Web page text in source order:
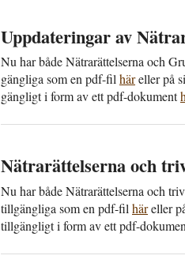
Uppdateringar av
Nu har både Nätra­rättelserna och
gängliga som en pdf-filhäreller på
gängligt i form av ett pdf-dokument
Nätra­rättelserna och
Nu har både Nätra­rättelserna och
till­gängliga som en pdf-fil häreller
till­gängligt i form av ett pdf-